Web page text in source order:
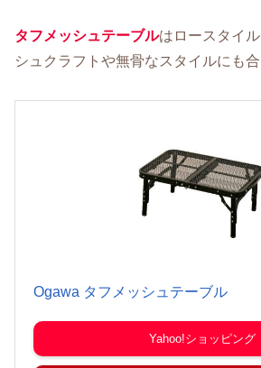
タフメッシュテーブルはロースタイ
シュクラフトや無骨なスタイルにも合
Ogawa タフメッシュテーブル
Yahoo!ショッピング